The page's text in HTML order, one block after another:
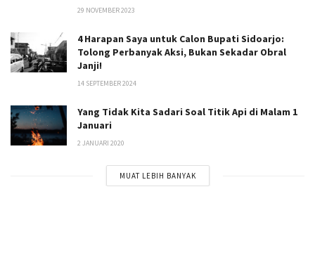
29 NOVEMBER 2023
4 Harapan Saya untuk Calon Bupati Sidoarjo:
Tolong Perbanyak Aksi, Bukan Sekadar Obral
Janji!
14 SEPTEMBER 2024
Yang Tidak Kita Sadari Soal Titik Api di Malam 1
Januari
2 JANUARI 2020
MUAT LEBIH BANYAK